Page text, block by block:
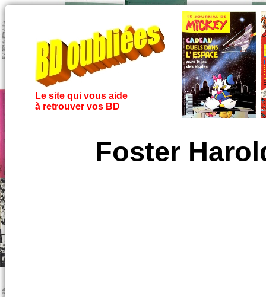
Le site qui vous aide
à retrouver vos BD
Foster